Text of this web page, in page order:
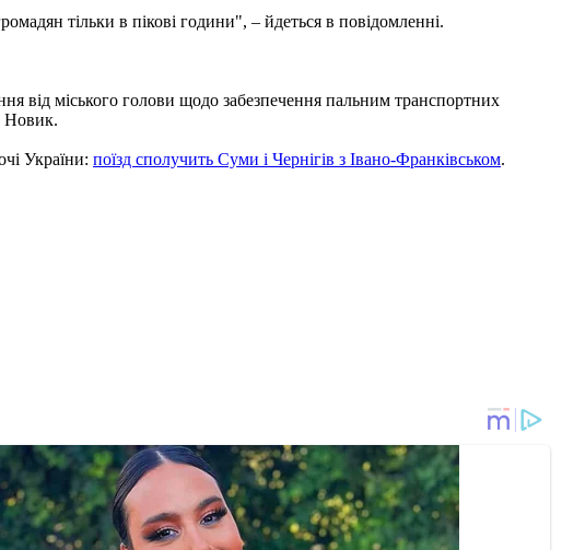
тільки в пікові години", – йдеться в повідомленні.
від міського голови щодо забезпечення пальним транспортних
Новик.
України: поїзд сполучить Суми і Чернігів з Івано-Франківськом.